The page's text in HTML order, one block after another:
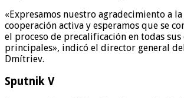
«Expresamos nuestro agradecimiento a la
cooperación activa y esperamos que se
el proceso de precalificación en todas sus
principales», indicó el director general
Dmítriev.
Sputnik V